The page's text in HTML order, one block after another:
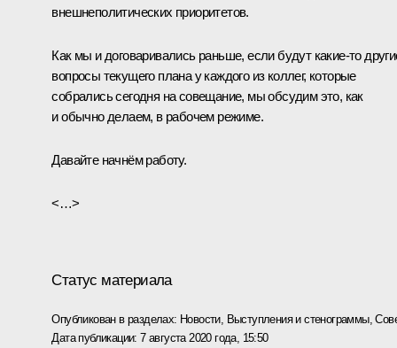
внешнеполитических приоритетов.
Как мы и договаривались раньше, если будут какие-то
вопросы текущего плана у каждого из коллег, которые
собрались сегодня на совещание, мы обсудим это, как
и обычно делаем, в рабочем режиме.
Давайте начнём работу.
<…>
Статус материала
Опубликован в разделах: Новости, Выступления и стенограммы,
Дата публикации:7 августа 2020 года, 15:50